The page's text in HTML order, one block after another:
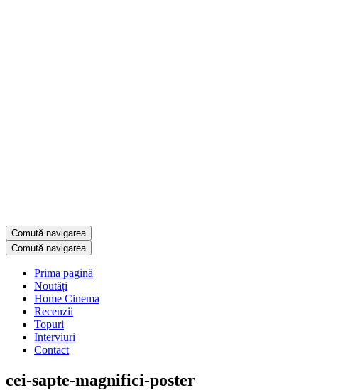
Comută navigarea
Comută navigarea
Prima pagină
Noutăți
Home Cinema
Recenzii
Topuri
Interviuri
Contact
cei-sapte-magnifici-poster